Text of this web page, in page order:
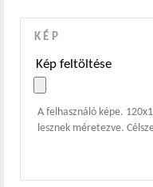
KÉP
Kép feltöltése
A felhasználó képe.
lesznek méretezve.